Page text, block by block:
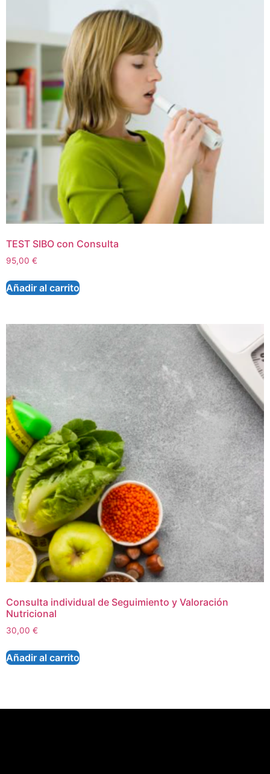
TEST SIBO con Consulta
95,00 €
Añadir al carrito
Consulta individual de Seguimiento y Valoración
Nutricional
30,00 €
Añadir al carrito